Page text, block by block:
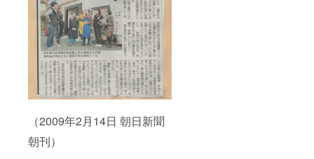
（2009年2月14日 朝日新聞
朝刊）